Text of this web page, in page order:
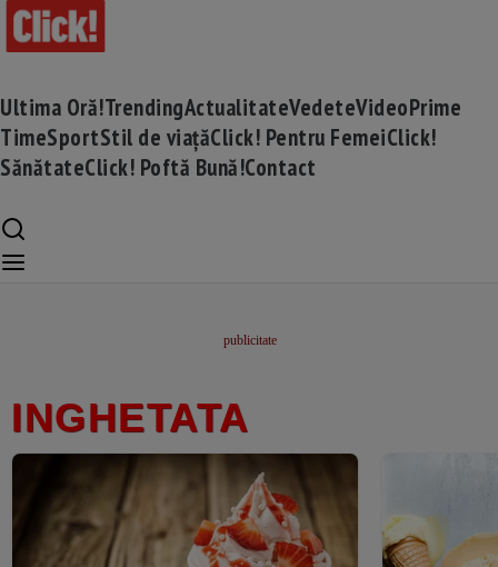
Ultima Oră!TrendingActualitateVedeteVideoPrime
TimeSportStil de viațăClick! Pentru FemeiClick!
SănătateClick! Poftă Bună!Contact
INGHETATA